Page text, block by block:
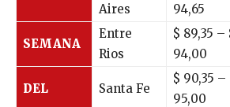
Aires
94,65
SEMANA
Entre
Rios
$ 89,35 –
94,00
DEL Santa Fe
$ 90,35 –
95,00